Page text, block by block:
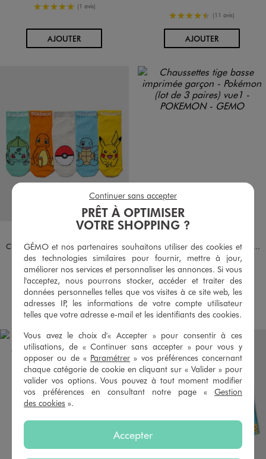
5/5 de moyenne
(1 avis)
AJOUTERAU PANIER
4.5/5 de moyenne
(11 avis)
AJOUTERAU PANIER
Disponible en 1 coloris
JAUNE STANDARD
Chaussettes ultra courtes imprimées garçon - Pokémon (lot de 5 paires)
10,99 €
5/5 de moyenne
(19 avis)
AJOUTERAU PANIER
Disponible en 1 coloris
Chaussettes tige basse imprimée garçon - Pokémon (lot de 3 paires)
6,99 €
5/5 de moyenne
(13 avis)
AJOUTERAU PANIER
PRÊT À OPTIMISER
VOTRE SHOPPING ?
GÉMO et nos partenaires souhaitons utiliser des cookies et
des technologies similaires pour fournir, mettre à jour,
améliorer nos services et personnaliser les annonces. Si vous
l'acceptez, nous pourrons stocker, accéder et traiter des
données personnelles telles que vos visites à ce site web, les
adresses IP, les informations de votre compte utilisateur
telles que votre adresse e-mail et les identifiants des cookies.
Vous avez le choix d'« Accepter » pour consentir à ces
utilisations, de « Continuer sans accepter » pour vous y
opposer ou de « Paramétrer » vos préférences concernant
chaque catégorie de cookie en cliquant sur « Valider » pour
valider vos options. Vous pouvez à tout moment modifier
vos préférences en consultant notre page « Gestion
des cookies ».
Accepter
Continuer sans accepter